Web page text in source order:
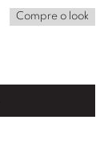
Compre o look